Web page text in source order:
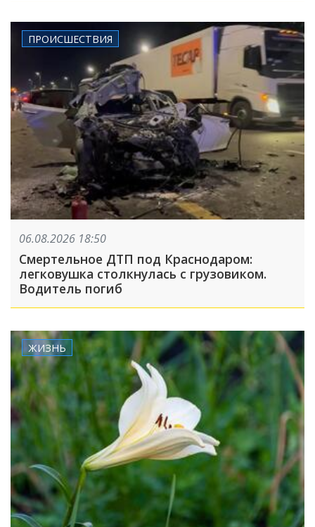
ПРОИСШЕСТВИЯ
06.08.2026 18:50
Смертельное ДТП под Краснодаром:
легковушка столкнулась с грузовиком.
Водитель погиб
ЖИЗНЬ